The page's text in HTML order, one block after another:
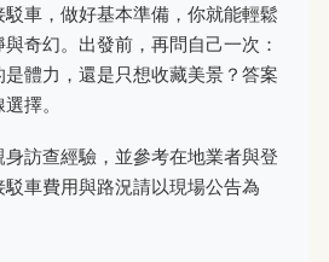
車，做好基本準備，你就能輕鬆
奇幻。出發前，再問自己一次：
體力，還是只想收藏美景？答案
擇。
身訪查經驗，並參考在地業者與登
車費用與路況請以現場公告為